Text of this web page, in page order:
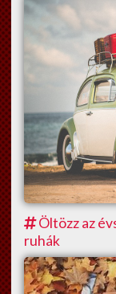
Öltözz az
ruhák